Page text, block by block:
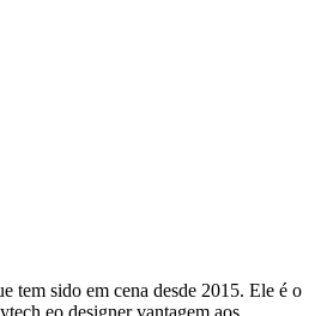
tem sido em cena desde 2015. Ele é o
eo designer vantagem aos